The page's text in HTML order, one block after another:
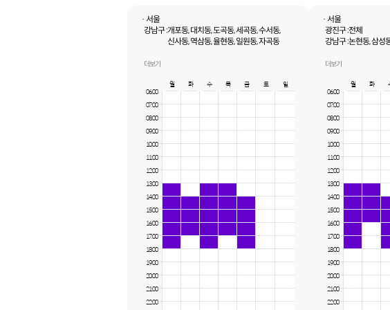
· 서울
강남구 :개포동, 대치동, 도곡동, 세곡동, 수서동,
신사동, 역삼동, 율현동, 일원동, 자곡동
하왕십리동, 행당동, 홍익동
더보기
월 화 수 목 금 토
일
06:00
07:00
08:00
09:00
10:00
11:00
12:00
13:00
14:00
15:00
16:00
17:00
18:00
19:00
20:00
21:00
22:00
· 서울
광진구 :전체
강남구 :논현동, 삼성
더보기
월 화
06:00
07:00
08:00
09:00
10:00
11:00
12:00
13:00
14:00
15:00
16:00
17:00
18:00
19:00
20:00
21:00
22:00